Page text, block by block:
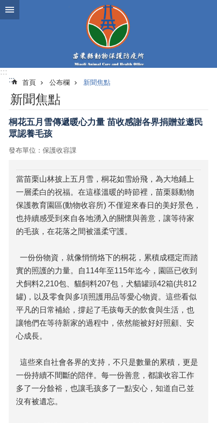
跳到主要內容區塊
:::
:::
首頁 公布欄 新聞焦點
新聞焦點
桐花五月雪傳遞暖心力量 苗收感謝各界捐贈並邀民
眾認養毛孩
發布單位：保護收容課
當苗栗山林披上五月雪，桐花如雪紛飛，為大地鋪上
一層柔白的祝福。在這樣溫暖的時節裡，苗栗縣動物
保護教育園區(動物收容所) 不僅迎來春日的美好景色，
也持續感受到來自各地湧入的關懷與善意，讓等待家
的毛孩，在花落之間被溫柔守護。
一份份物資，就像悄悄烙下的桐花，累積成穩定而踏
實的照護的力量。自114年至115年迄今，園區已收到
犬飼料2,210包、貓飼料207包，犬貓罐頭42箱(共812
罐)，以及零食與多項照護用品等愛心物資。這些看似
平凡的日常補給，撐起了毛孩每天的飲食與生活，也
讓牠們在等待新家的過程中，依然能被好好照顧、安
心成長。
這些來自社會各界的支持，不只是數量的累積，更是
一份持續不間斷的陪伴。每一份善意，都讓收容工作
多了一分餘裕，也讓毛孩多了一點安心，知道自己並
沒有被遺忘。